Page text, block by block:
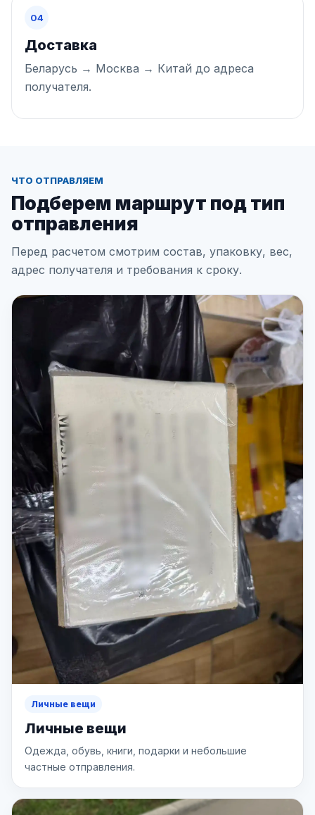
04
Доставка
Беларусь → Москва → Китай до адреса
получателя.
ЧТО ОТПРАВЛЯЕМ
Подберем маршрут под тип
отправления
Перед расчетом смотрим состав, упаковку, вес,
адрес получателя и требования к сроку.
Личные вещи
Личные вещи
Одежда, обувь, книги, подарки и небольшие
частные отправления.